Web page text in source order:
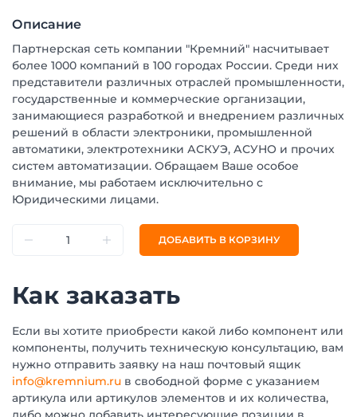
Описание
Партнерская сеть компании "Кремний" насчитывает
более 1000 компаний в 100 городах России. Среди них
представители различных отраслей промышленности,
государственные и коммерческие организации,
занимающиеся разработкой и внедрением различных
решений в области электроники, промышленной
автоматики, электротехники АСКУЭ, АСУНО и прочих
систем автоматизации. Обращаем Ваше особое
внимание, мы работаем исключительно с
Юридическими лицами.
ДОБАВИТЬ В КОРЗИНУ
Как заказать
Если вы хотите приобрести какой либо компонент или
компоненты, получить техническую консультацию, вам
нужно отправить заявку на наш почтовый ящик
info@kremnium.ru в свободной форме с указанием
артикула или артикулов элементов и их количества,